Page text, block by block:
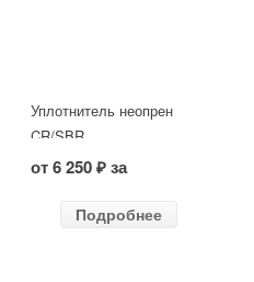
Уплотнитель неопрен
CR/SBR
от 6 250 ₽ за
Подробнее